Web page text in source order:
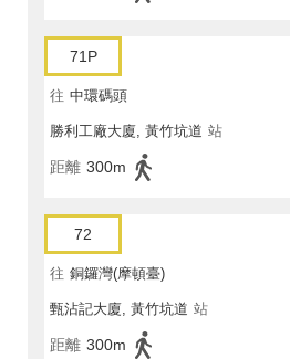
71P
往 中環碼頭
勝利工廠大廈, 黃竹坑道 站
距離 300m
72
往 銅鑼灣(摩頓臺)
甄沾記大廈, 黃竹坑道 站
距離 300m